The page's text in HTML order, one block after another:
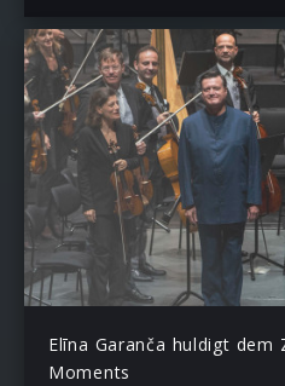
Elīna Garanča huldigt dem
Moments